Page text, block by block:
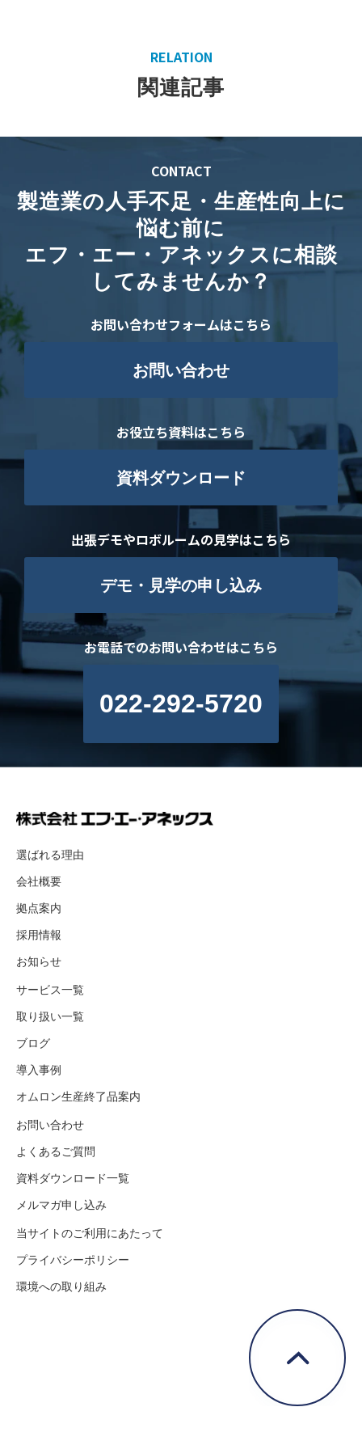
RELATION
関連記事
CONTACT
製造業の人手不足・生産性向上に
悩む前に
エフ・エー・アネックスに相談
してみませんか？
お問い合わせフォームはこちら
お問い合わせ
お役立ち資料はこちら
資料ダウンロード
出張デモやロボルームの見学はこちら
デモ・見学の申し込み
お電話でのお問い合わせはこちら
022-292-5720
選ばれる理由
会社概要
拠点案内
採用情報
お知らせ
サービス一覧
取り扱い一覧
ブログ
導入事例
オムロン生産終了品案内
お問い合わせ
よくあるご質問
資料ダウンロード一覧
メルマガ申し込み
当サイトのご利用にあたって
プライバシーポリシー
環境への取り組み